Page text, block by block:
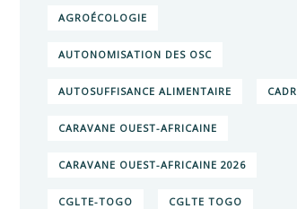
AGROÉCOLOGIE
AUTONOMISATION DES OSC
AUTOSUFFISANCE ALIMENTAIRE CADR
CARAVANE OUEST-AFRICAINE
CARAVANE OUEST-AFRICAINE 2026
CGLTE-TOGO CGLTE TOGO